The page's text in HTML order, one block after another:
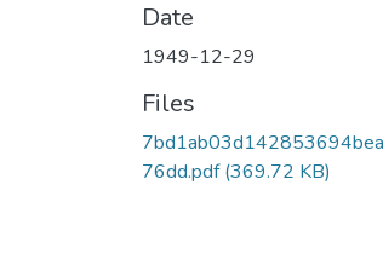
Date
1949-12-29
Files
76dd.pdf(369.72 KB)